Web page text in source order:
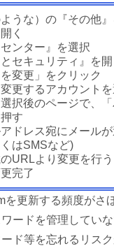
うな）の『その他』
く
ンター』を選択
セキュリティ』を開
変更」をクリック
更するアカウントを
択後のページで、「
す
ドレス宛にメールが
はSMSなど)
URLより変更を行う
完了
を更新する頻度がさ
ードを管理していな
ド等を忘れるリス